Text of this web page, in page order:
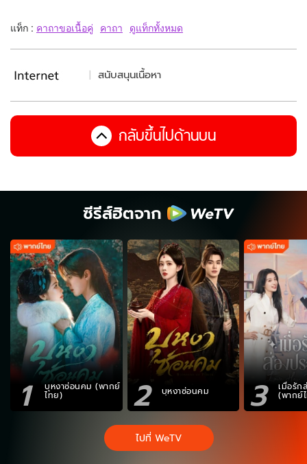
แท็ก : คาถาขอเนื้อคู่ คาถา ดูแท็กทั้งหมด
สนับสนุนเนื้อหา
กลับขึ้นไปด้านบน
ซีรีส์ฮิตจาก
1 บุหงาซ่อนคม (พากย์
ไทย) 2 บุหงาซ่อนคม 3 เมื่อรัก
(พากย์
ไปที่ WeTV